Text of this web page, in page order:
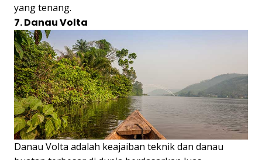
yang tenang.
7. Danau Volta
Danau Volta adalah keajaiban teknik dan danau